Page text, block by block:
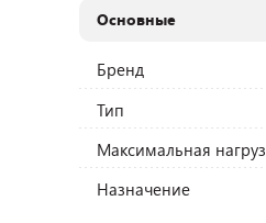
Основные
Бренд
Тип
Максимальная
Назначение